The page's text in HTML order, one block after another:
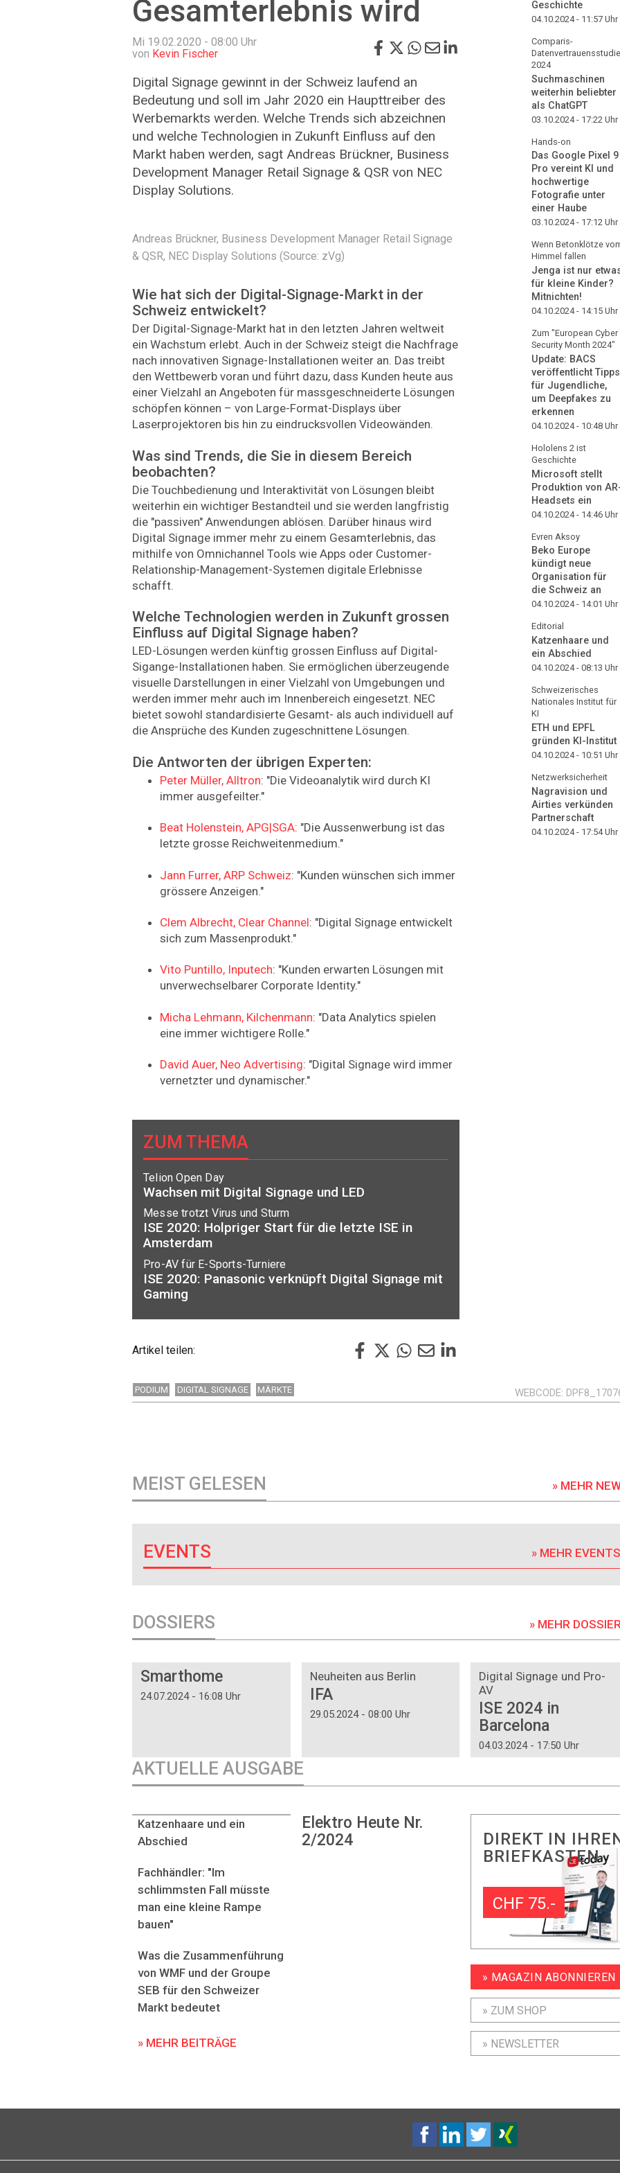
Gesamterlebnis wird
Mi 19.02.2020 - 08:00 Uhr
von Kevin Fischer
Digital Signage gewinnt in der Schweiz laufend an
Bedeutung und soll im Jahr 2020 ein ­Haupttreiber des
Werbemarkts werden. Welche Trends sich abzeichnen
und welche Technologien in Zukunft Einfluss auf den
Markt haben werden, sagt Andreas Brückner, Business
Development Manager Retail Signage & QSR von NEC
Display Solutions.
Andreas Brückner, Business Development Manager Retail Signage
& QSR, NEC Display Solutions (Source: zVg)
Wie hat sich der Digital-­Signage-Markt in der
Schweiz entwickelt?
Der Digital-Signage-Markt hat in den letzten Jahren weltweit
ein Wachstum erlebt. Auch in der Schweiz steigt die Nachfrage
nach innovativen Signage-Installationen weiter an. Das treibt
den Wettbewerb voran und führt dazu, dass Kunden heute aus
einer Vielzahl an Angeboten für massgeschneiderte Lösungen
schöpfen können – von Large-Format-Displays über
Laserprojektoren bis hin zu eindrucksvollen Videowänden.
Was sind Trends, die Sie in ­diesem Bereich
beobachten?
Die Touchbedienung und Interaktivität von Lösungen bleibt
weiterhin ein wichtiger Bestandteil und sie werden langfristig
die "passiven" Anwendungen ablösen. Darüber hinaus wird
Digital Signage immer mehr zu einem Gesamterlebnis, das
mithilfe von ­Omnichannel Tools wie Apps oder Customer-
Relationship-Management-Systemen digitale Erlebnisse
schafft.
Welche Technologien werden in Zukunft grossen
Einfluss auf Digital Signage haben?
LED-Lösungen werden künftig gros­sen Einfluss auf Digital-
Sigange-Installationen haben. Sie ermöglichen überzeugende
visuelle Darstellungen in einer Vielzahl von Umgebungen und
werden immer mehr auch im Innenbereich eingesetzt. NEC
bietet sowohl standardisierte Gesamt- als auch individuell auf
die Ansprüche des Kunden zugeschnittene Lösungen.
Die Antworten der übrigen Experten:
Peter Müller, Alltron: "Die Videoanalytik wird durch KI
immer ausgefeilter."
Beat Holenstein, APG|SGA: "Die Aussenwerbung ist das
letzte grosse Reichweitenmedium."
Jann Furrer, ARP Schweiz: "Kunden wünschen sich immer
grössere Anzeigen."
Clem Albrecht, Clear Channel: "Digital Signage entwickelt
sich zum Massenprodukt."
Vito Puntillo, Inputech: "Kunden erwarten Lösungen mit
unverwechselbarer Corporate Identity."
Micha Lehmann, Kilchenmann: "Data Analytics spielen
eine immer wichtigere Rolle."
David Auer, Neo Advertising: "Digital Signage wird immer
vernetzter und dynamischer."
ZUM THEMA
Telion Open Day
Wachsen mit Digital Signage und LED
Messe trotzt Virus und Sturm
ISE 2020: Holpriger Start für die letzte ISE in
Amsterdam
Pro-AV für E-Sports-Turniere
ISE 2020: Panasonic verknüpft Digital Signage mit
Gaming
Artikel teilen:
Geschichte
04.10.2024 - 11:57 Uhr
Comparis-
Datenvertrauensstudie
2024
Suchmaschinen
weiterhin beliebter
als ChatGPT
03.10.2024 - 17:22 Uhr
Hands-on
Das Google Pixel 9
Pro vereint KI und
hochwertige
Fotografie unter
einer Haube
03.10.2024 - 17:12 Uhr
Wenn Betonklötze
Himmel fallen
Jenga ist nur
für kleine Kinder?
Mitnichten!
04.10.2024 - 14:15 Uhr
Zum "European Cyber
Security Month 2024"
Update: BACS
veröffentlicht Tipps
für Jugendliche,
um Deepfakes zu
erkennen
04.10.2024 - 10:48 Uhr
Hololens 2 ist
Geschichte
Microsoft stellt
Produktion von
Headsets ein
04.10.2024 - 14:46 Uhr
Evren Aksoy
Beko Europe
kündigt neue
Organisation für
die Schweiz an
04.10.2024 - 14:01 Uhr
Editorial
Katzenhaare und
ein Abschied
04.10.2024 - 08:13 Uhr
Schweizerisches
Nationales Institut für
KI
ETH und EPFL
gründen KI-Institut
04.10.2024 - 10:51 Uhr
Netzwerksicherheit
Nagravision und
Airties verkünden
Partnerschaft
04.10.2024 - 17:54Uhr
PODIUM DIGITAL SIGNAGE MÄRKTE WEBCODE
MEIST GELESEN » MEHR
EVENTS » MEHR EVENTS
DOSSIERS » MEHR
Smarthome
24.07.2024 - 16:08 Uhr
Neuheiten aus Berlin
IFA
29.05.2024 - 08:00 Uhr
Digital Signage und Pro-
AV
ISE 2024 in
Barcelona
04.03.2024 - 17:50 Uhr
AKTUELLE AUSGABE
Elektro Heute Nr.
2/2024
Katzenhaare und ein
Abschied
Fachhändler: "Im
schlimmsten Fall müsste
man eine kleine Rampe
bauen"
Was die Zusammenführung
von WMF und der Groupe
SEB für den Schweizer
Markt bedeutet
» MEHR BEITRÄGE
DIREKT IN
BRIEFKASTEN
CHF 75.-
» MAGAZIN ABONNIEREN
» ZUM SHOP
» NEWSLETTER